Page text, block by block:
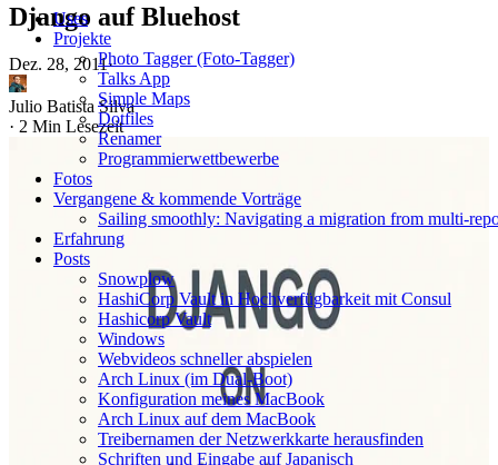
Uses
Projekte
Photo Tagger (Foto-Tagger)
Talks App
Simple Maps
Dotfiles
Renamer
Programmierwettbewerbe
Fotos
Vergangene & kommende Vorträge
Sailing smoothly: Navigating a migration from multi-
Erfahrung
Posts
Snowplow
HashiCorp Vault in Hochverfügbarkeit mit Consul
Hashicorp Vault
Windows
Webvideos schneller abspielen
Arch Linux (im Dual‑Boot)
Konfiguration meines MacBook
Arch Linux auf dem MacBook
Treibernamen der Netzwerkkarte herausfinden
Schriften und Eingabe auf Japanisch
Django auf Bluehost
Dez. 28, 2011·
Julio Batista Silva
· 2 Min Lesezeit